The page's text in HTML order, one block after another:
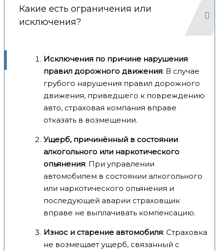
Какие есть ограничения или
исключения?
Исключения по причине нарушения
правил дорожного движения: В случае
грубого нарушения правил дорожного
движения, приведшего к повреждению
авто, страховая компания вправе
отказать в возмещении.
Ущерб, причинённый в состоянии
алкогольного или наркотического
опьянения: При управлении
автомобилем в состоянии алкогольного
или наркотического опьянения и
последующей аварии страховщик
вправе не выплачивать компенсацию.
Износ и старение автомобиля: Страховка
не возмещает ущерб, связанный с